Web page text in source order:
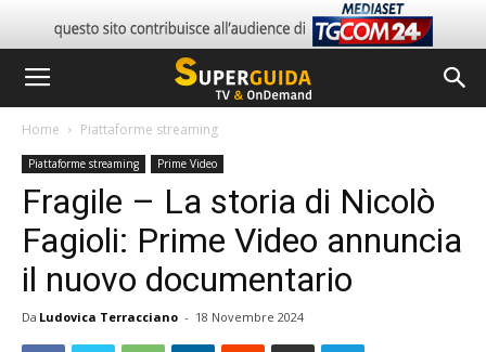
Home Piattaforme streaming
Piattaforme streaming Prime Video
Fragile – La storia di Nicolò
Fagioli: Prime Video annuncia
il nuovo documentario
Da Ludovica Terracciano - 18 Novembre 2024